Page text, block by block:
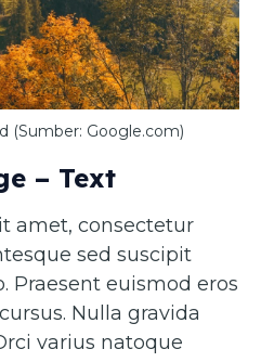
(Sumber: Google.com)
– Text
amet, consectetur
sed suscipit
Praesent euismod eros
Nulla gravida
varius natoque